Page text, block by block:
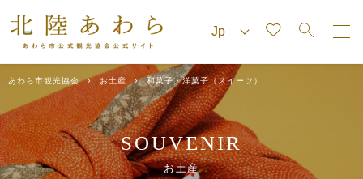
あわら市観光協会 お土産 和菓子・洋菓子（スイーツ）
SOUVENIR
お土産